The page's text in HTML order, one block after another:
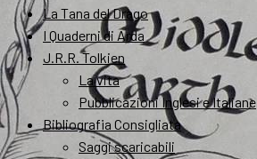
La Tana del Drago
I Quaderni di Arda
J.R.R. Tolkien
La vita
Pubblicazioni Inglesi e Italiane
Bibliografia Consigliata
Saggi scaricabili